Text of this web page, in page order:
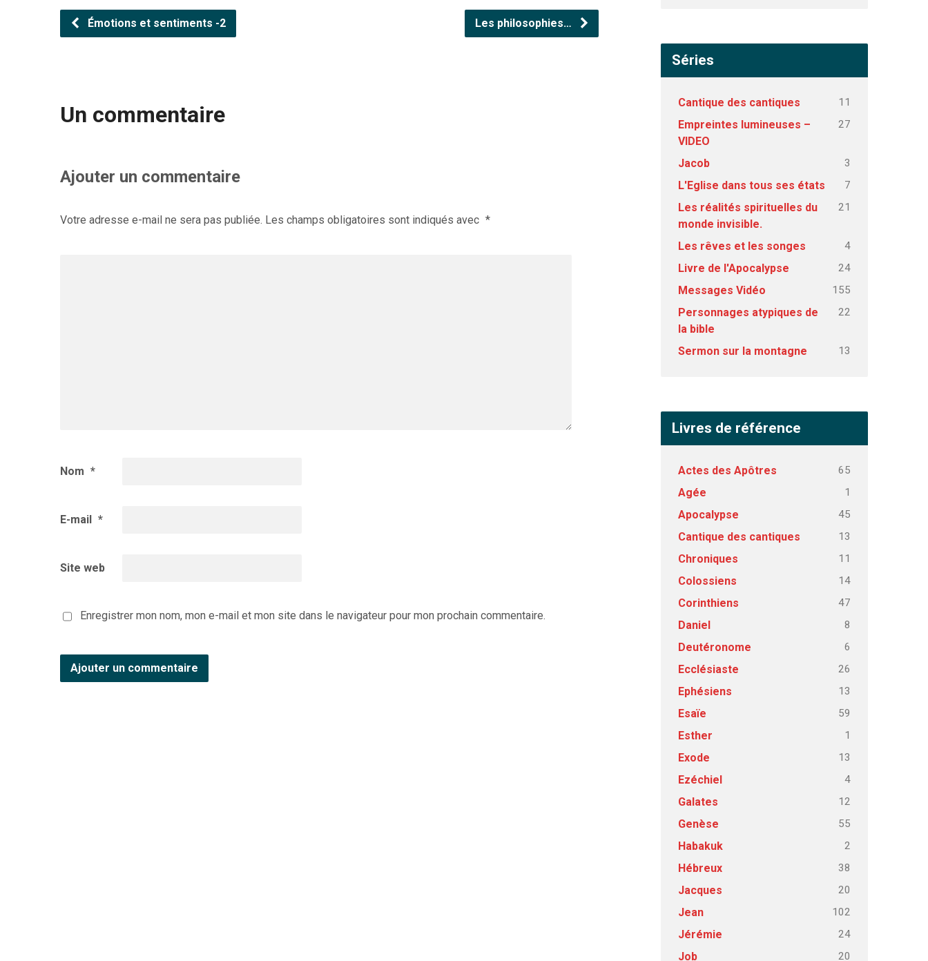
Émotions et sentiments -2 Les philosophies…
Un commentaire
Ajouter un commentaire
Votre adresse e-mail ne sera pas publiée. Les champs obligatoires sont indiqués avec *
Nom *
E-mail *
Site web
Enregistrer mon nom, mon e-mail et mon site dans le navigateur pour mon prochain commentaire.
Séries
Cantique des cantiques 11
Empreintes lumineuses –
VIDEO
27
Jacob 3
L'Eglise dans tous ses états 7
Les réalités spirituelles du
monde invisible.
21
Les rêves et les songes 4
Livre de l'Apocalypse 24
Messages Vidéo 155
Personnages atypiques de
la bible
22
Sermon sur la montagne 13
Livres de référence
Actes des Apôtres 65
Agée 1
Apocalypse 45
Cantique des cantiques 13
Chroniques 11
Colossiens 14
Corinthiens 47
Daniel 8
Deutéronome 6
Ecclésiaste 26
Ephésiens 13
Esaïe 59
Esther 1
Exode 13
Ezéchiel 4
Galates 12
Genèse 55
Habakuk 2
Hébreux 38
Jacques 20
Jean 102
Jérémie 24
Job 20